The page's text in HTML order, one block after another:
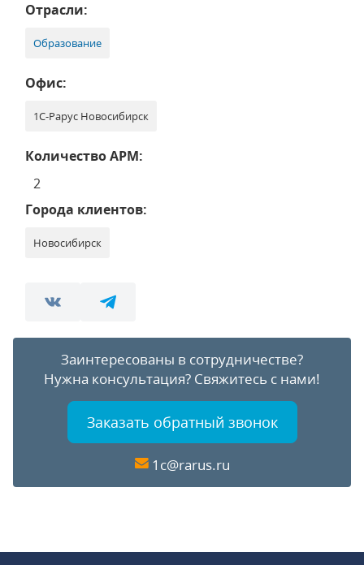
Отрасли:
Образование
Офис:
1С-Рарус Новосибирск
Количество АРМ:
2
Города клиентов:
Новосибирск
Заинтересованы в сотрудничестве?
Нужна консультация? Свяжитесь с нами!
Заказать обратный звонок
1c@rarus.ru